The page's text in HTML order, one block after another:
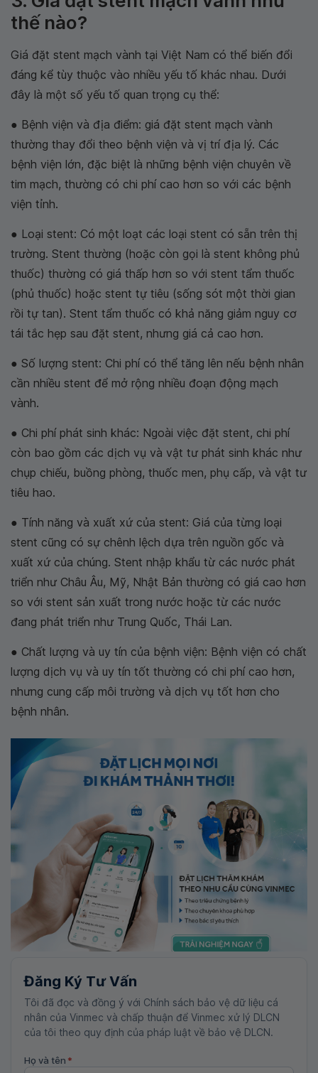
thế nào?
Giá đặt stent mạch vành tại Việt Nam có thể biến đổi
đáng kể tùy thuộc vào nhiều yếu tố khác nhau. Dưới
đây là một số yếu tố quan trọng cụ thể:
● Bệnh viện và địa điểm: giá đặt stent mạch vành
thường thay đổi theo bệnh viện và vị trí địa lý. Các
bệnh viện lớn, đặc biệt là những bệnh viện chuyên về
tim mạch, thường có chi phí cao hơn so với các bệnh
viện tỉnh.
● Loại stent: Có một loạt các loại stent có sẵn trên thị
trường. Stent thường (hoặc còn gọi là stent không phủ
thuốc) thường có giá thấp hơn so với stent tẩm thuốc
(phủ thuốc) hoặc stent tự tiêu (sống sót một thời gian
rồi tự tan). Stent tẩm thuốc có khả năng giảm nguy cơ
tái tắc hẹp sau đặt stent, nhưng giá cả cao hơn.
● Số lượng stent: Chi phí có thể tăng lên nếu bệnh nhân
cần nhiều stent để mở rộng nhiều đoạn động mạch
vành.
● Chi phí phát sinh khác: Ngoài việc đặt stent, chi phí
còn bao gồm các dịch vụ và vật tư phát sinh khác như
chụp chiếu, buồng phòng, thuốc men, phụ cấp, và vật tư
tiêu hao.
● Tính năng và xuất xứ của stent: Giá của từng loại
stent cũng có sự chênh lệch dựa trên nguồn gốc và
xuất xứ của chúng. Stent nhập khẩu từ các nước phát
triển như Châu Âu, Mỹ, Nhật Bản thường có giá cao hơn
so với stent sản xuất trong nước hoặc từ các nước
đang phát triển như Trung Quốc, Thái Lan.
● Chất lượng và uy tín của bệnh viện: Bệnh viện có chất
lượng dịch vụ và uy tín tốt thường có chi phí cao hơn,
nhưng cung cấp môi trường và dịch vụ tốt hơn cho
bệnh nhân.
Đăng Ký Tư Vấn
Tôi đã đọc và đồng ý với Chính sách bảo vệ dữ liệu cá
nhân của Vinmec và chấp thuận để Vinmec xử lý DLCN
của tôi theo quy định của pháp luật về bảo vệ DLCN.
Họ và tên *